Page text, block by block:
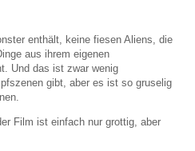
enthält, keine fiesen Aliens, die
aus ihrem eigenen
Und das ist zwar wenig
gibt, aber es ist so gruselig
Film ist einfach nur grottig, aber